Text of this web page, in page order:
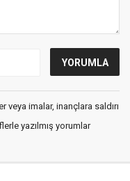
imalar, inançlara saldırı
yazılmış yorumlar